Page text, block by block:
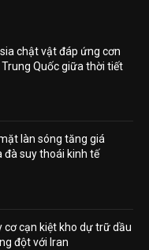
chật vật đáp ứng cơn
Quốc giữa thời tiết
làn sóng tăng giá
đà suy thoái kinh tế
cơ cạn kiệt kho dự trữ dầu
đột với Iran